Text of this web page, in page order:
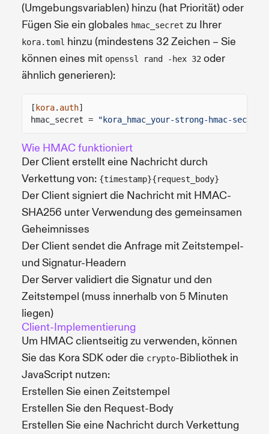
(Umgebungsvariablen) hinzu (hat Priorität) oder
Fügen Sie ein globales hmac_secret zu Ihrer
kora.toml hinzu (mindestens 32 Zeichen – Sie
können eines mit openssl rand -hex 32 oder
ähnlich generieren):
[ kora. auth]
hmac_secret =
"kora_hmac_your-strong-hmac-secret-
Wie HMAC funktioniert
Der Client erstellt eine Nachricht durch
Verkettung von: {timestamp}{request_body}
Der Client signiert die Nachricht mit HMAC-
SHA256 unter Verwendung des gemeinsamen
Geheimnisses
Der Client sendet die Anfrage mit Zeitstempel-
und Signatur-Headern
Der Server validiert die Signatur und den
Zeitstempel (muss innerhalb von 5 Minuten
liegen)
Client-Implementierung
Um HMAC clientseitig zu verwenden, können
Sie das Kora SDK oder die crypto-Bibliothek in
JavaScript nutzen:
Erstellen Sie einen Zeitstempel
Erstellen Sie den Request-Body
Erstellen Sie eine Nachricht durch Verkettung